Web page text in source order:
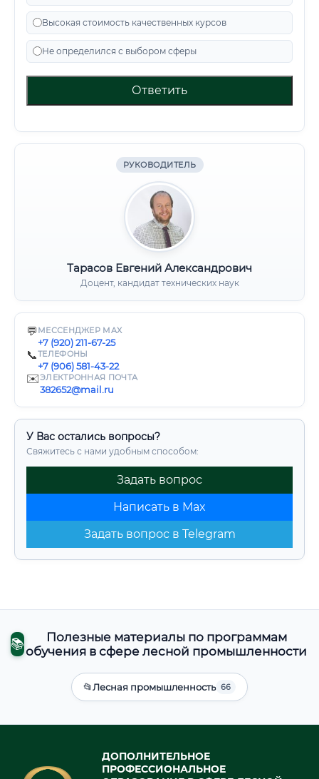
Высокая стоимость качественных курсов
Не определился с выбором сферы
Ответить
РУКОВОДИТЕЛЬ
Тарасов Евгений Александрович
Доцент, кандидат технических наук
💬 МЕССЕНДЖЕР MAX
+7 (920) 211-67-25
📞ТЕЛЕФОНЫ
+7 (906) 581-43-22
✉️ЭЛЕКТРОННАЯ ПОЧТА
382652@mail.ru
У Вас остались вопросы?
Свяжитесь с нами удобным способом:
Задать вопрос
Написать в Max
Задать вопрос в Telegram
📚
Полезные материалы по программам
обучения в сфере лесной промышленности
📂Лесная промышленность 66
ДОПОЛНИТЕЛЬНОЕ
ПРОФЕССИОНАЛЬНОЕ